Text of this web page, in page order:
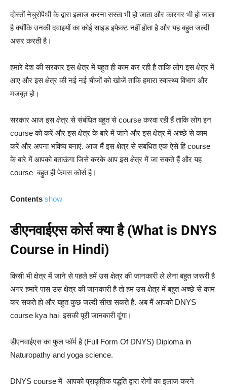
दोस्तों नेचुरोपैथी के द्वारा इलाज करना सस्ता भी हो जाता और कारगर भी हो जाता
है क्योंकि उनकी दवाइयों का कोई साइड इफेक्ट नहीं होता है और यह बहुत जल्दी
असर करती है।
हमारे देश की सरकार इस क्षेत्र में बहुत ही काम कर रही है ताकि लोग इस क्षेत्र में
आए और इस क्षेत्र की नई नई चीजों को खोजें ताकि हमारा स्वास्थ्य विभाग और
मजबूत हो।
सरकार आज इस क्षेत्र से संबंधित बहुत से course करवा रही हैं ताकि लोग इन
course को करें और इस क्षेत्र के बारे में जाने और इस क्षेत्र में अच्छे से काम
करें और अपना भविष्य बनाएं. आज मैं इस क्षेत्र से संबंधित एक ऐसे हि course
के बारे में आपको बताऊंगा जिसे करके आप इस क्षेत्र में जा सकते हैं और यह
course बहुत ही फेमस कोर्स है।
Contents show
डीएनवाईएस कोर्स क्या है (What is DNYS
Course in Hindi)
किसी भी क्षेत्र में जाने से पहले हमें उस क्षेत्र की जानकारी ले लेना बहुत जरूरी है
अगर हमारे पास उस क्षेत्र की जानकारी है तो हम उस क्षेत्र में बहुत अच्छे से काम
कर सकते हो और बहुत कुछ जल्दी सीख सकते हैं. अब मैं आपको DNYS
course kya hai इसकी पूरी जानकारी दूंगा।
डीएनवाईएस का फुल फॉर्म है (Full Form Of DNYS) Diploma in
Naturopathy and yoga science.
DNYS course में आपको प्राकृतिक पद्धति द्वारा रोगों का इलाज करने